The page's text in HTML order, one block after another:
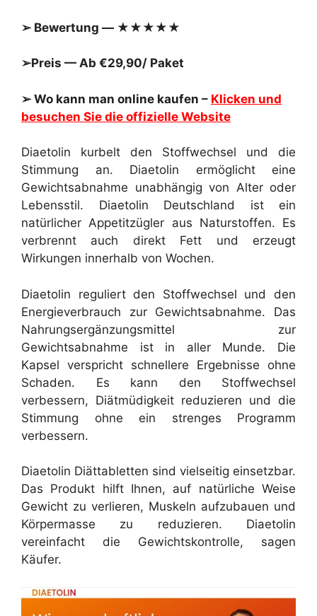
➢ Bewertung — ★★★★★
➢Preis — Ab €29,90/ Paket
➢ Wo kann man online kaufen – Klicken und
besuchen Sie die offizielle Website
Diaetolin kurbelt den Stoffwechsel und die
Stimmung an. Diaetolin ermöglicht eine
Gewichtsabnahme unabhängig von Alter oder
Lebensstil. Diaetolin Deutschland ist ein
natürlicher Appetitzügler aus Naturstoffen. Es
verbrennt auch direkt Fett und erzeugt
Wirkungen innerhalb von Wochen.
Diaetolin reguliert den Stoffwechsel und den
Energieverbrauch zur Gewichtsabnahme. Das
Nahrungsergänzungsmittel zur
Gewichtsabnahme ist in aller Munde. Die
Kapsel verspricht schnellere Ergebnisse ohne
Schaden. Es kann den Stoffwechsel
verbessern, Diätmüdigkeit reduzieren und die
Stimmung ohne ein strenges Programm
verbessern.
Diaetolin Diättabletten sind vielseitig einsetzbar.
Das Produkt hilft Ihnen, auf natürliche Weise
Gewicht zu verlieren, Muskeln aufzubauen und
Körpermasse zu reduzieren. Diaetolin
vereinfacht die Gewichtskontrolle, sagen
Käufer.